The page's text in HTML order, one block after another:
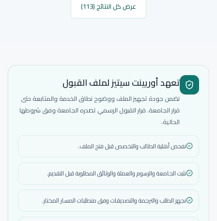
عرض كل النتائج (113)
تعهد أوريينت سيتيز لملف القبول
نضمن جودة تجهيز الملف ووضوح نطاق الخدمة والمتابعة حتى
قرار الجامعة. قرار القبول الرسمي تصدره الجامعة وفق شروطها
الحالية.
نفحص أهلية الطالب والتخصص قبل فتح الملف.
نثبت الجامعة والرسوم والعملة والوثائق المطلوبة قبل التقديم.
نجهز الطلب والترجمة والتصديقات وفق متطلبات المسار المختار.